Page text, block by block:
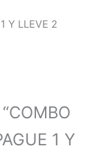
Y LLEVE 2
1 Y